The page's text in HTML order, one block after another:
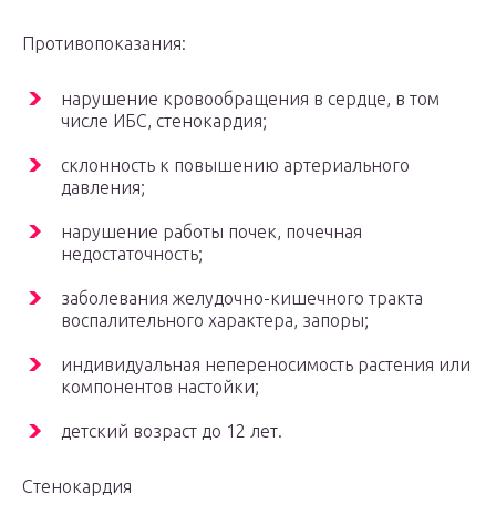
Противопоказания:
нарушение кровообращения в сердце, в том
числе ИБС, стенокардия;
склонность к повышению артериального
давления;
нарушение работы почек, почечная
недостаточность;
заболевания желудочно-кишечного тракта
воспалительного характера, запоры;
индивидуальная непереносимость растения или
компонентов настойки;
детский возраст до 12 лет.
Стенокардия